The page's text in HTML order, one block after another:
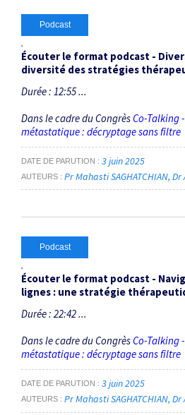
Podcast
Écouter le format podcast -
diversité des stratégies
Durée : 12:55 ...
Dans le cadre du CongrèsCo-Talking
métastatique : décryptage sans filtre
DATE DE PARUTION 3 juin 2025
AUTEURS Pr Mahasti SAGHATCHIAN Dr
Podcast
Écouter le format podcast -
lignes : une stratégie
Durée : 22:42 ...
Dans le cadre du CongrèsCo-Talking
métastatique : décryptage sans filtre
DATE DE PARUTION 3 juin 2025
AUTEURS Pr Mahasti SAGHATCHIAN Dr